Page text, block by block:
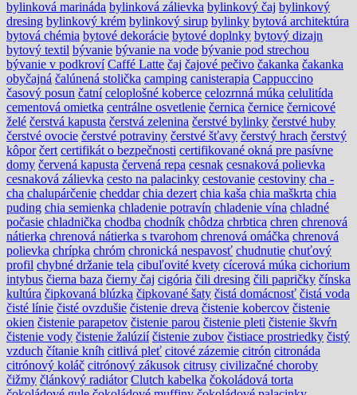
bylinková marináda bylinková zálievka bylinkový čaj bylinkový
dresing bylinkový krém bylinkový sirup bylinky bytová architektúra
bytová chémia bytové dekorácie bytové doplnky bytový dizajn
bytový textil bývanie bývanie na vode bývanie pod strechou
bývanie v podkroví Caffé Latte čaj čajové pečivo čakanka čakanka
obyčajná čalúnená stolička camping canisterapia Cappuccino
časový posun čatní celoplošné koberce celozrnná múka celulitída
cementová omietka centrálne osvetlenie černica černice černicové
želé čerstvá kapusta čerstvá zelenina čerstvé bylinky čerstvé huby
čerstvé ovocie čerstvé potraviny čerstvé šťavy čerstvý hrach čerstvý
kôpor čert certifikát o bezpečnosti certifikované okná pre pasívne
domy červená kapusta červená repa cesnak cesnaková polievka
cesnaková zálievka cesto na palacinky cestovanie cestoviny cha -
cha chalupárčenie cheddar chia dezert chia kaša chia maškrta chia
puding chia semienka chladenie potravín chladenie vína chladné
počasie chladnička chodba chodník chôdza chrbtica chren chrenová
nátierka chrenová nátierka s tvarohom chrenová omáčka chrenová
polievka chrípka chróm chronická nespavosť chudnutie chuťový
profil chybné držanie tela cibuľovité kvety cícerová múka cichorium
intybus čierna baza čierny čaj cigória čili dresing čili papričky čínska
kultúra čipkovaná blúzka čipkované šaty čistá domácnosť čistá voda
čisté línie čisté ovzdušie čistenie dreva čistenie kobercov čistenie
okien čistenie parapetov čistenie parou čistenie pleti čistenie škvŕn
čistenie vody čistenie žalúzií čistenie zubov čistiace prostriedky čistý
vzduch čítanie kníh citlivá pleť citové zázemie citrón citronáda
citrónový koláč citrónový zákusok citrusy civilizačné choroby
čižmy článkový radiátor Clutch kabelka čokoládová torta